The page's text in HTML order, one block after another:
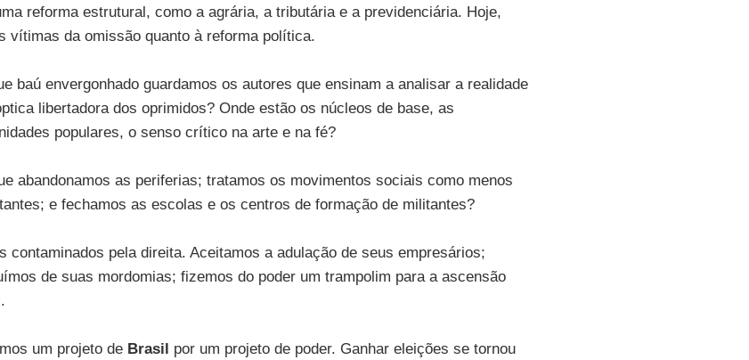
reforma estrutural, como a agrária, a tributária e a previdenciária. Hoje,
vítimas da omissão quanto à reforma política.
baú envergonhado guardamos os autores que ensinam a analisar a realidade
libertadora dos oprimidos? Onde estão os núcleos de base, as
populares, o senso crítico na arte e na fé?
abandonamos as periferias; tratamos os movimentos sociais como menos
e fechamos as escolas e os centros de formação de militantes?
contaminados pela direita. Aceitamos a adulação de seus empresários;
de suas mordomias; fizemos do poder um trampolim para a ascensão
um projeto de Brasil por um projeto de poder. Ganhar eleições se tornou